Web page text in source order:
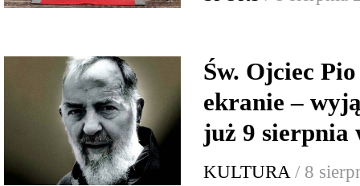
Św. Ojciec
ekranie –
już 9 sierpnia
KULTURA / 8